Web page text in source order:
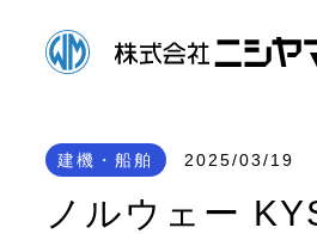
建機・船舶 2025/03/19
ノルウェー